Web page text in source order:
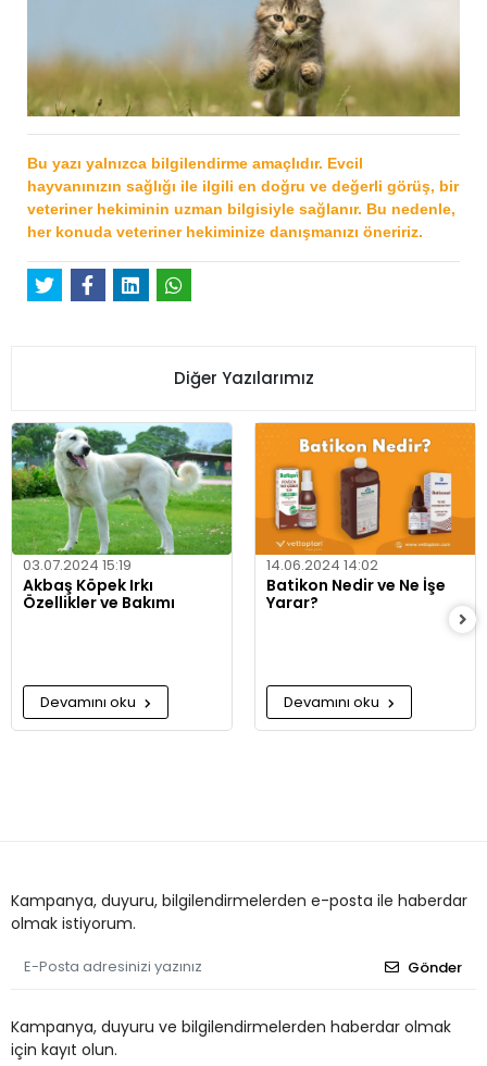
Bu yazı yalnızca bilgilendirme amaçlıdır. Evcil
hayvanınızın sağlığı ile ilgili en doğru ve değerli görüş, bir
veteriner hekiminin uzman bilgisiyle sağlanır. Bu nedenle,
her konuda veteriner hekiminize danışmanızı öneririz.
Diğer Yazılarımız
03.07.2024 15:19
Akbaş Köpek Irkı
Özellikler ve Bakımı
Devamını oku
14.06.2024 14:02
Batikon Nedir ve Ne İşe
Yarar?
Devamını oku
Kampanya, duyuru, bilgilendirmelerden e-posta ile haberdar
olmak istiyorum.
Gönder
Kampanya, duyuru ve bilgilendirmelerden haberdar olmak
için kayıt olun.